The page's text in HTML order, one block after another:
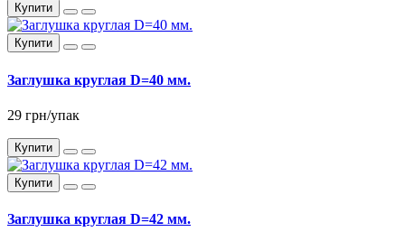
Купити
Купити
Заглушка круглая D=40 мм.
29 грн/упак
Купити
Купити
Заглушка круглая D=42 мм.